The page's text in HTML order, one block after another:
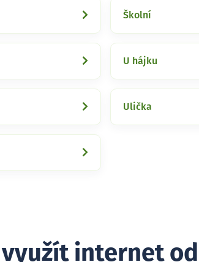
Školní
U hájku
Ulička
internet od